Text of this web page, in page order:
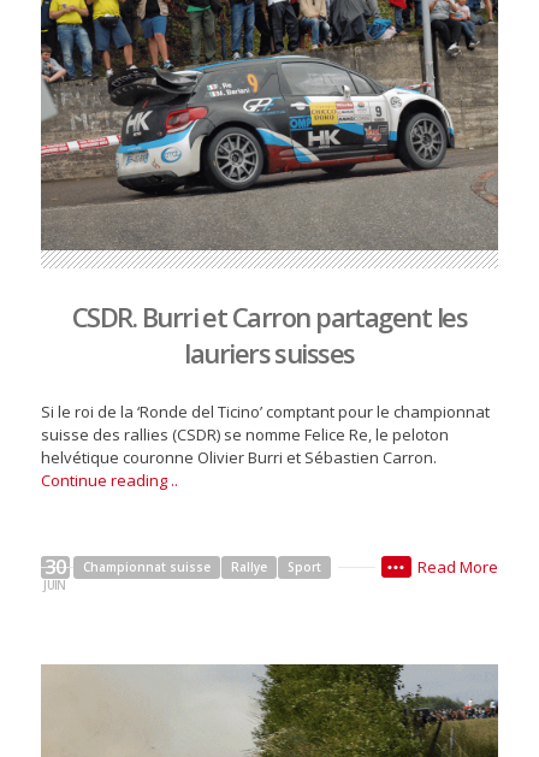
CSDR. Burri et Carron partagent les
lauriers suisses
Si le roi de la ‘Ronde del Ticino’ comptant pour le championnat
suisse des rallies (CSDR) se nomme Felice Re, le peloton
helvétique couronne Olivier Burri et Sébastien Carron.
Continue reading ..
30
JUIN
Championnat suisse Rallye Sport Read More
•••